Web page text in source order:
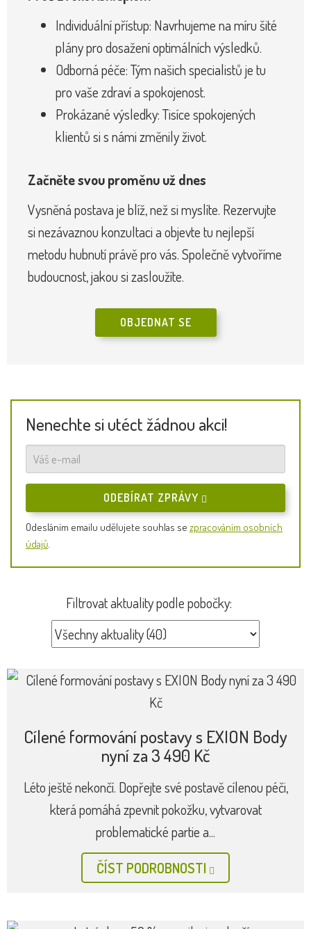
Individuální přístup: Navrhujeme na míru šité
plány pro dosažení optimálních výsledků.
Odborná péče: Tým našich specialistů je tu
pro vaše zdraví a spokojenost.
Prokázané výsledky: Tisíce spokojených
klientů si s námi změnily život.
Začněte svou proměnu už dnes
Vysněná postava je blíž, než si myslíte. Rezervujte
si nezávaznou konzultaci a objevte tu nejlepší
metodu hubnutí právě pro vás. Společně vytvoříme
budoucnost, jakou si zasloužíte.
OBJEDNAT SE
Nenechte si utéct žádnou akci!
ODEBÍRAT ZPRÁVY
Odesláním emailu udělujete souhlas se zpracováním osobních
údajů.
Filtrovat aktuality podle pobočky:
Cílené formování postavy s EXION Body
nyní za 3 490 Kč
Léto ještě nekončí. Dopřejte své postavě cílenou péči,
která pomáhá zpevnit pokožku, vytvarovat
problematické partie a...
ČÍST PODROBNOSTI